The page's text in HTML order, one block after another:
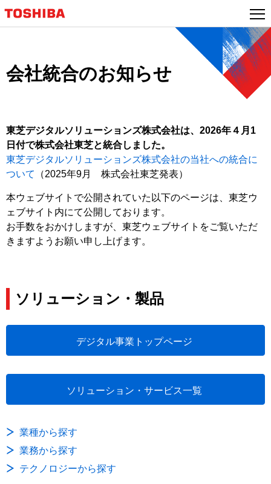
ン
会社統合のお知らせ
東芝デジタルソリューションズ株式会社は、2026年４月1
日付で株式会社東芝と統合しました。
東芝デジタルソリューションズ株式会社の当社への統合に
ついて
（2025年9月 株式会社東芝発表）
本ウェブサイトで公開されていた以下のページは、東芝ウ
ェブサイト内にて公開しております。
お手数をおかけしますが、東芝ウェブサイトをご覧いただ
きますようお願い申し上げます。
ソリューション・製品
デジタル事業トップページ
ソリューション・サービス一覧
業種から探す
業務から探す
テクノロジーから探す